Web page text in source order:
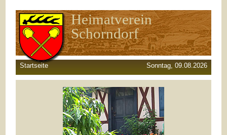
Heimatverein
Schorndorf
Startseite Sonntag, 09.08.2026